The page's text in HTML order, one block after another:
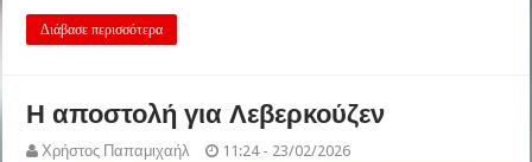
Διάβασε περισσότερα
Η αποστολή για Λεβερκούζεν
Χρήστος Παπαμιχαήλ 11:24 - 23/02/2026